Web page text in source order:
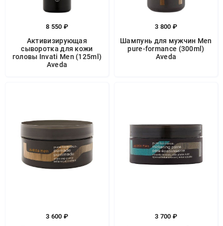
8 550 ₽
Активизирующая
сыворотка для кожи
головы Invati Men (125ml)
Aveda
3 800 ₽
Шампунь для мужчин Men
pure-formance (300ml)
Aveda
3 600 ₽ 3 700 ₽